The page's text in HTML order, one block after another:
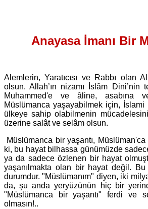
Anayasa İmanı Bir
Alemlerin, Yaratıcısı ve Rabbı olan
olsun. Allah’ın nizamı İslâm Dini’nin
Muhammed'e ve âline, asabına
Müslümanca yaşayabilmek için,
ülkeye sahip olabilmenin
üzerine salât ve selâm olsun.
Müslümanca bir yaşantı,
ki, bu hayat bilhassa günümüzde
ya da sadece özlenen bir hayat
yaşanılmakta olan bir hayat değil.
durumdur. "Müslümanım" diyen, iki
da, şu anda yeryüzünün hiç bir
"Müslümanca bir yaşantı" ferdi ve
olmasın!..